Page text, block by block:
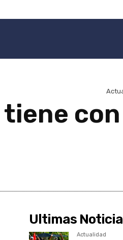
con
Ultimas
Actualidad